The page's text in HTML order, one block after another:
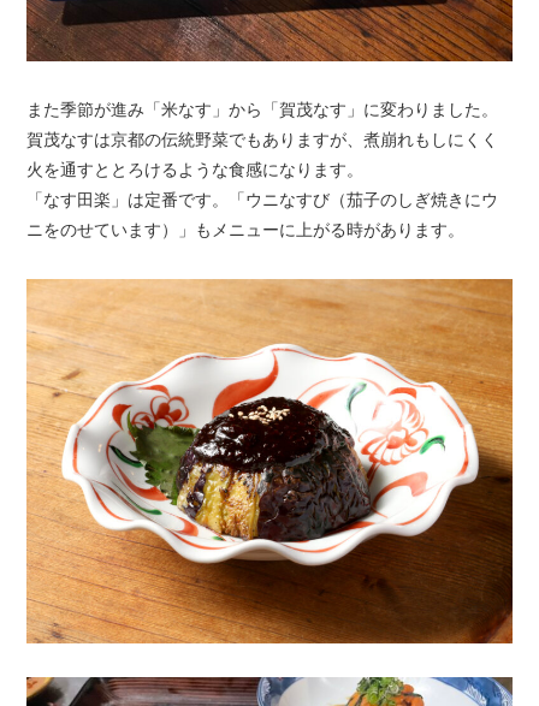
また季節が進み「米なす」から「賀茂なす」に変わりました。
賀茂なすは京都の伝統野菜でもありますが、煮崩れもしにくく
火を通すととろけるような食感になります。
「なす田楽」は定番です。「ウニなすび（茄子のしぎ焼きにウ
ニをのせています）」もメニューに上がる時があります。